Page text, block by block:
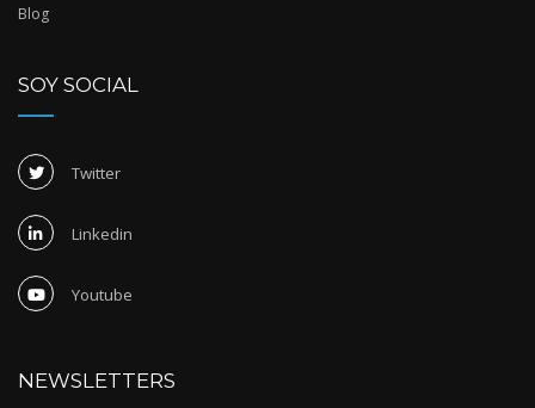
Blog
SOY SOCIAL
Twitter
Linkedin
Youtube
NEWSLETTERS